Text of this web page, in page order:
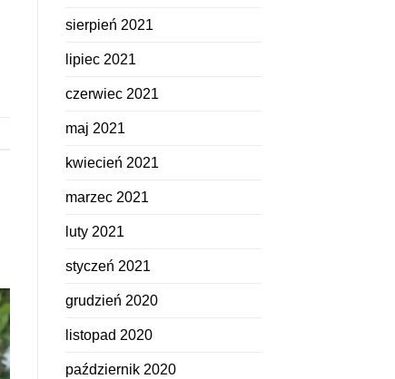
sierpień 2021
lipiec 2021
czerwiec 2021
maj 2021
kwiecień 2021
marzec 2021
luty 2021
styczeń 2021
grudzień 2020
listopad 2020
październik 2020